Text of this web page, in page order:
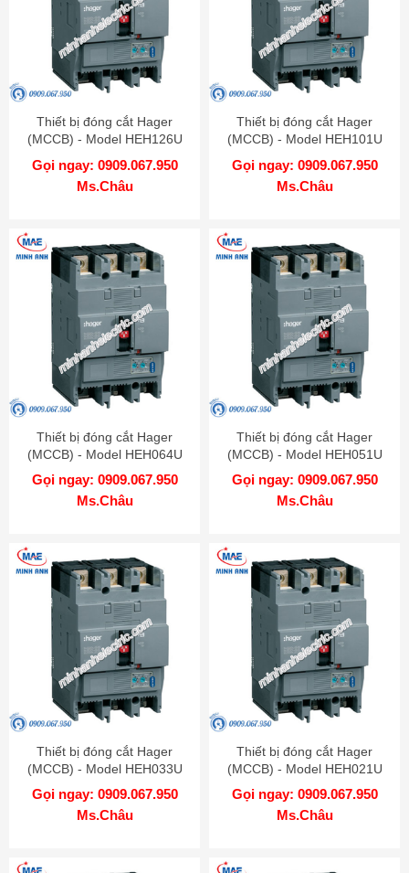
Thiết bị đóng cắt Hager
(MCCB) - Model HEH126U
Gọi ngay: 0909.067.950
Ms.Châu
Thiết bị đóng cắt Hager
(MCCB) - Model HEH101U
Gọi ngay: 0909.067.950
Ms.Châu
Thiết bị đóng cắt Hager
(MCCB) - Model HEH064U
Gọi ngay: 0909.067.950
Ms.Châu
Thiết bị đóng cắt Hager
(MCCB) - Model HEH051U
Gọi ngay: 0909.067.950
Ms.Châu
Thiết bị đóng cắt Hager
(MCCB) - Model HEH033U
Gọi ngay: 0909.067.950
Ms.Châu
Thiết bị đóng cắt Hager
(MCCB) - Model HEH021U
Gọi ngay: 0909.067.950
Ms.Châu